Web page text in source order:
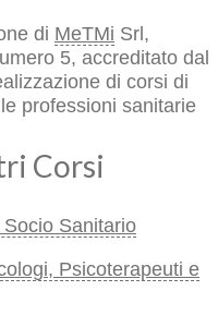
di MeTMi Srl,
5, accreditato dal
di corsi di
professioni sanitarie
Corsi
Sanitario
Psicoterapeuti e